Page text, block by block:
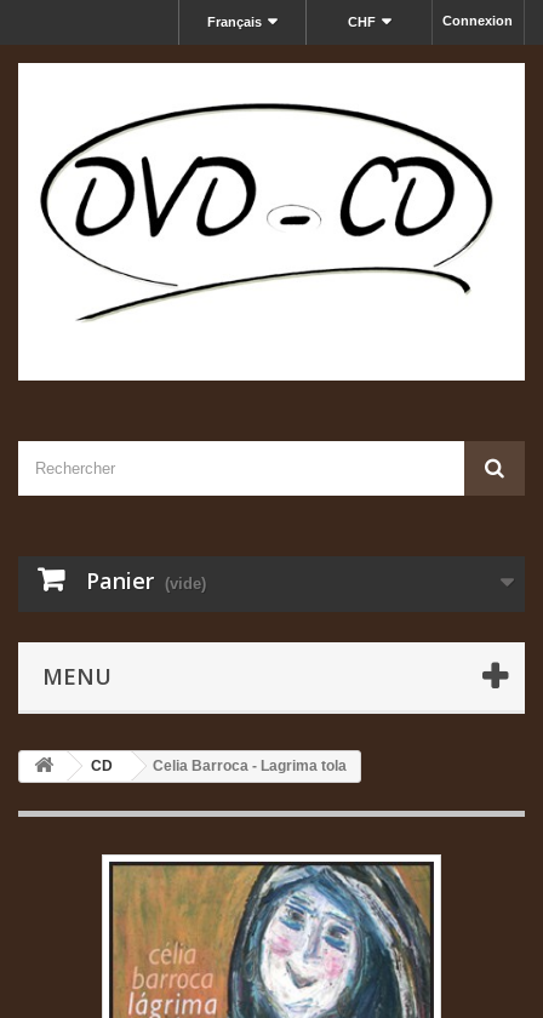
Connexion
CHF
Français
Panier (vide)
MENU
CD Celia Barroca - Lagrima tola